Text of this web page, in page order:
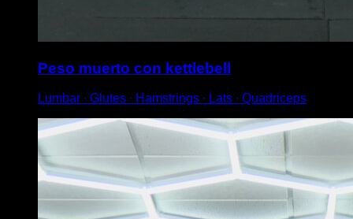
Peso muerto con kettlebell
Lumbar ∙ Glutes ∙ Hamstrings ∙ Lats ∙ Quadriceps